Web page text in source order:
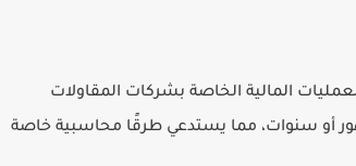
المالية الخاصة بشركات المقاولات
أو سنوات، مما يستدعي طرقًا محاسبية خاصة